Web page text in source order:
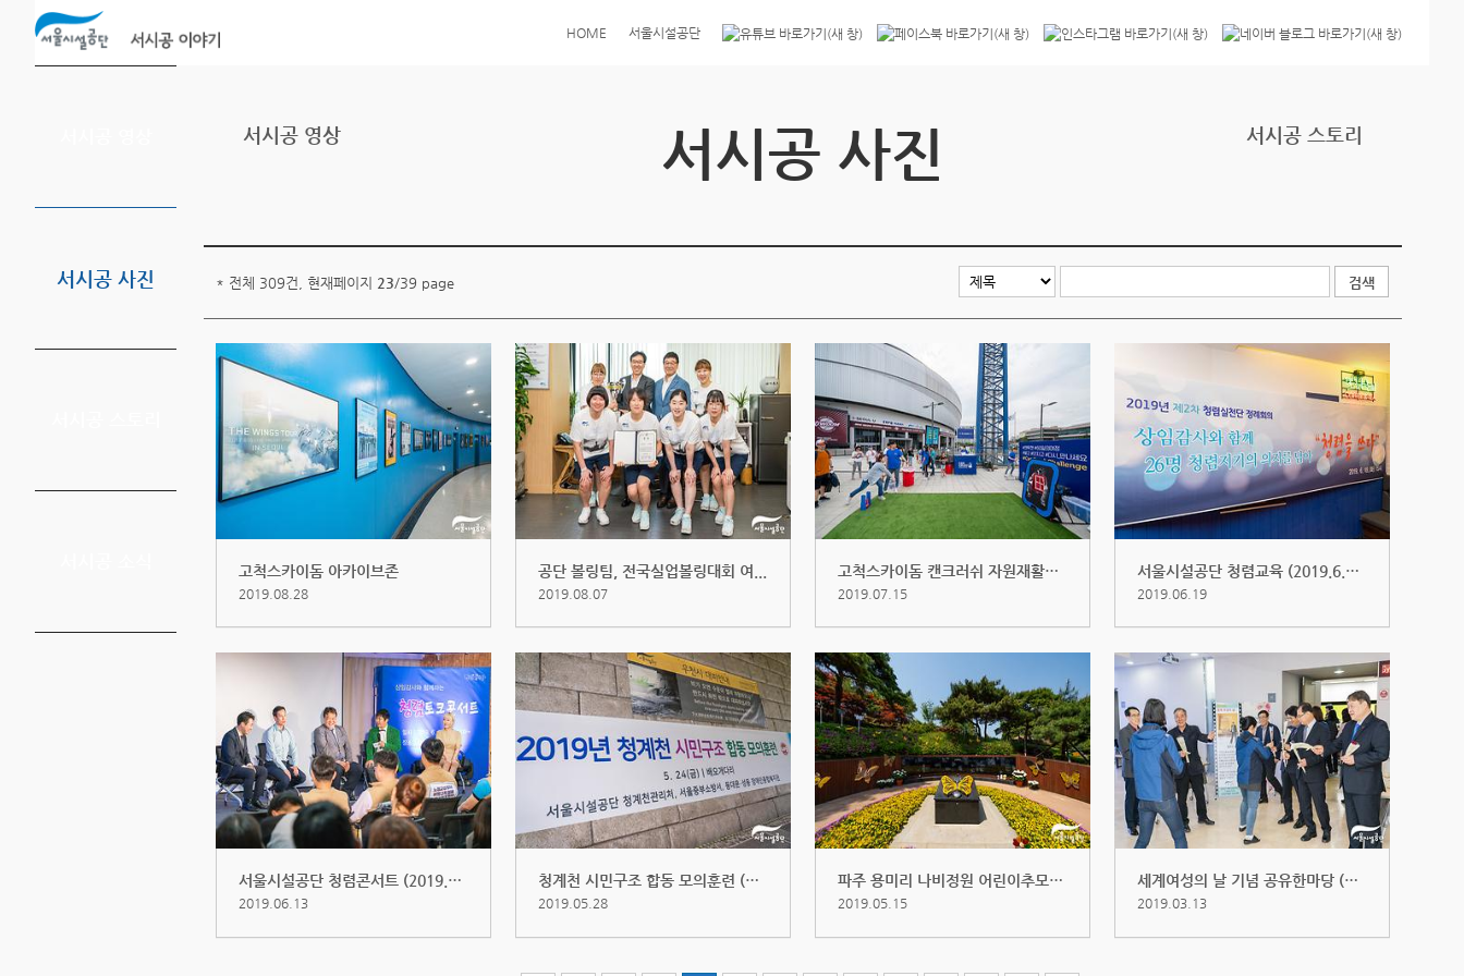
본문바로가기
HOME 서울시설공단
서시공 사진
서시공 사진
서시공 영상 서시공 스토리
* 전체 309건, 현재페이지 23/39 page
고척스카이돔 아카이브존
2019.08.28
공단 볼링팀, 전국실업볼링대회 여...
2019.08.07
고척스카이돔 캔크러쉬 자원재활용 ...
2019.07.15
서울시설공단 청렴교육 (2019.6.18)
2019.06.19
서울시설공단 청렴콘서트 (2019.6.11)
2019.06.13
청계천 시민구조 합동 모의훈련 (20...
2019.05.28
파주 용미리 나비정원 어린이추모제...
2019.05.15
세계여성의 날 기념 공유한마당 (20...
2019.03.13